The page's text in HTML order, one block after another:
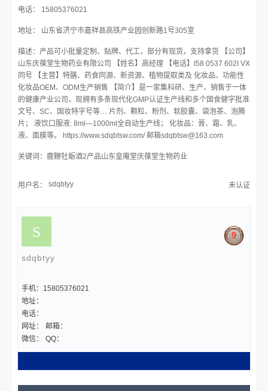
电话： 15805376021
地址： 山东省济宁市嘉祥县高铁产业园创新路1号305室
描述：产品可小批量定制、贴牌、代工，部分有现货，支持拿货 【公司】
山东庆葆堂生物药业有限公司 【姓名】高经理 【电话】I58 0537 602I VX
同号 【主营】特膳、药食同源、新资源、植物提取类及 化妆品、功能性
化妆品OEM、ODM生产销售 【简介】是一家集科研、生产、销售于一体
的健康产业公司，现拥有多条现代化GMP认证生产线和多个国食健字批准
文号、SC、国妆特字号等… 片剂、颗粒、粉剂、软胶囊、袋泡茶、泡腾
片； 液饮口服液: 8ml—1000ml全自动生产线； 化妆品：膏、霜、乳、
液、面膜等。 https://www.sdqbtsw.com/ 邮箱sdqbtsw@163.com
关键词：鹿鞭牡蛎酒2产品山东皇庵堂庆葆堂生物药业
用户名： sdqbtyy 未认证
sdqbtyy
9
手机：15805376021
地址：
电话：
网址：
邮箱：
微信：
QQ：